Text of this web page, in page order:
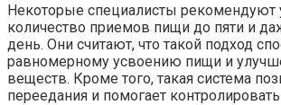
Некоторые специалисты рекомендуют
количество приемов пищи до пяти и
день. Они считают, что такой подход
равномерному усвоению пищи и
веществ. Кроме того, такая система
переедания и помогает